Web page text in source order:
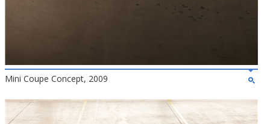
Mini Coupe Concept, 2009